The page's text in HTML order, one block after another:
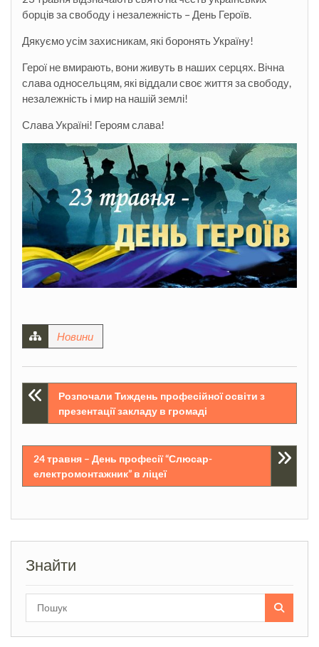
борців за свободу і незалежність – День Героїв.
Дякуємо усім захисникам, які боронять Україну!
Герої не вмирають, вони живуть в наших серцях. Вічна
слава односельцям, які віддали своє життя за свободу,
незалежність і мир на нашій землі!
Слава Україні! Героям слава!
Новини
Навігація
записів
Розпочали Тиждень професійної освіти з
презентації закладу в громаді
24 травня – День професії “Слюсар-
електромонтажник” в ліцеї
Знайти